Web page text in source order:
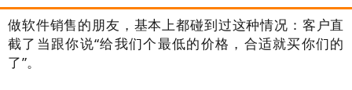
做软件销售的朋友，基本上都碰到过这种情况：客户直
截了当跟你说“给我们个最低的价格，合适就买你们的
了”。